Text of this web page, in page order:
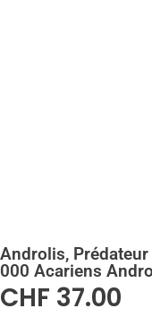
Androlis,
000 Acariens
CHF 37.00